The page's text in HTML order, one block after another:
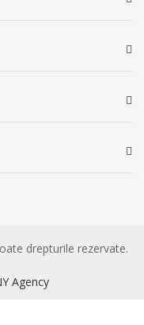
drepturile rezervate.
Agency